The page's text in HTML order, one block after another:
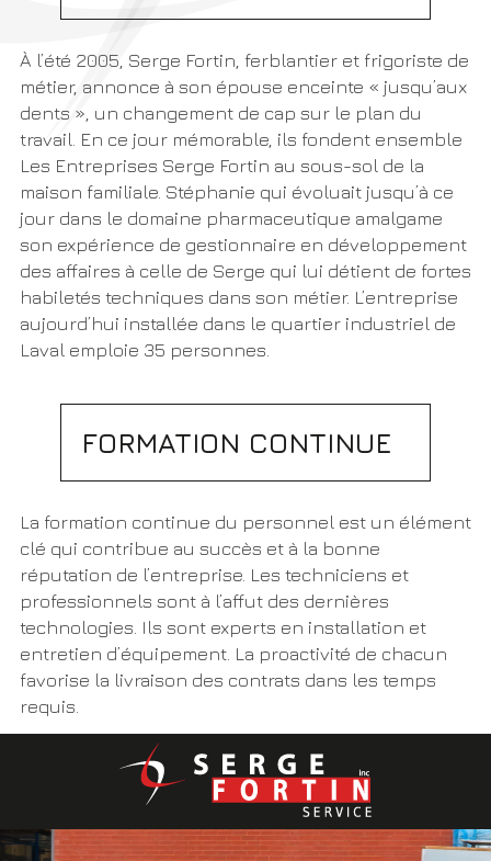
À l’été 2005, Serge Fortin, ferblantier et frigoriste de
métier, annonce à son épouse enceinte « jusqu’aux
dents », un changement de cap sur le plan du
travail. En ce jour mémorable, ils fondent ensemble
Les Entreprises Serge Fortin au sous-sol de la
maison familiale. Stéphanie qui évoluait jusqu’à ce
jour dans le domaine pharmaceutique amalgame
son expérience de gestionnaire en développement
des affaires à celle de Serge qui lui détient de fortes
habiletés techniques dans son métier. L’entreprise
aujourd’hui installée dans le quartier industriel de
Laval emploie 35 personnes.
FORMATION CONTINUE
La formation continue du personnel est un élément
clé qui contribue au succès et à la bonne
réputation de l’entreprise. Les techniciens et
professionnels sont à l’affut des dernières
technologies. Ils sont experts en installation et
entretien d’équipement. La proactivité de chacun
favorise la livraison des contrats dans les temps
requis.